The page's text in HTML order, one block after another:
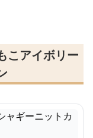
こアイボリー